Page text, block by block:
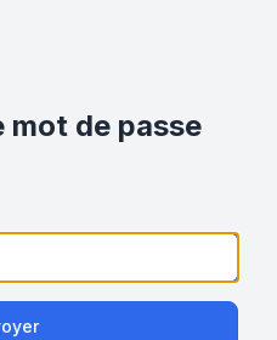
mot de passe